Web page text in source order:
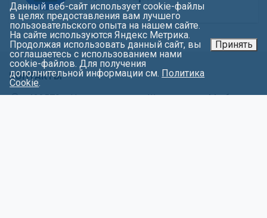
КОНТАКТЫ
423570, г.Нижнекамск, пр. Шинников, д.44 «б»
Данный веб-сайт использует cookie-файлы
в целях предоставления вам лучшего
пользовательского опыта на нашем сайте.
На сайте используются Яндекс Метрика.
Продолжая использовать данный сайт, вы
соглашаетесь с использованием нами
cookie-файлов. Для получения
дополнительной информации см. Политика
Cookie.
Принять